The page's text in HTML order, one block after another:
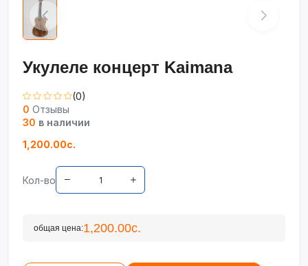
Укулеле концерт Kaimana
(0)
0 Отзывы
30 в наличии
1,200.00с.
Кол-во
общая цена:1,200.00с.